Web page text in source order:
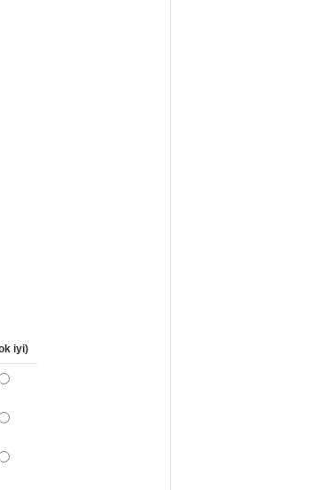
arayıp talebinizi iletebilirsiniz.
iyi)